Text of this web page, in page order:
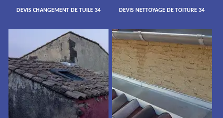
DEVIS CHANGEMENT DE TUILE 34 DEVIS NETTOYAGE DE TOITURE 34